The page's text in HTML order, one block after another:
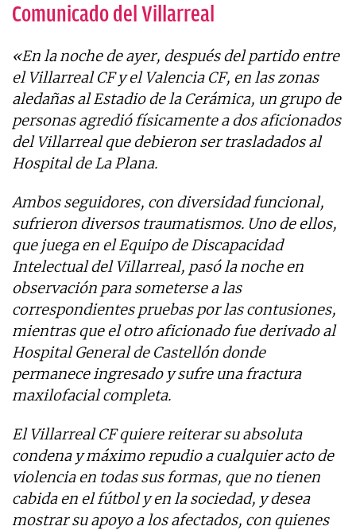
Comunicado del Villarreal
«En la noche de ayer, después del partido entre
el Villarreal CF y el Valencia CF, en las zonas
aledañas al Estadio de la Cerámica, un grupo de
personas agredió físicamente a dos aficionados
del Villarreal que debieron ser trasladados al
Hospital de La Plana.
Ambos seguidores, con diversidad funcional,
sufrieron diversos traumatismos. Uno de ellos,
que juega en el Equipo de Discapacidad
Intelectual del Villarreal, pasó la noche en
observación para someterse a las
correspondientes pruebas por las contusiones,
mientras que el otro aficionado fue derivado al
Hospital General de Castellón donde
permanece ingresado y sufre una fractura
maxilofacial completa.
El Villarreal CF quiere reiterar su absoluta
condena y máximo repudio a cualquier acto de
violencia en todas sus formas, que no tienen
cabida en el fútbol y en la sociedad, y desea
mostrar su apoyo a los afectados, con quienes